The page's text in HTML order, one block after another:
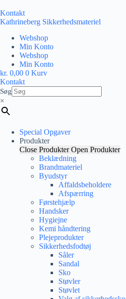
til
indhold
Kontakt
Kathrineberg Sikkerhedsmateriel
Webshop
Min Konto
Webshop
Min Konto
kr. 0,00 0 Kurv
Kontakt
Søg
×
Special Opgaver
Produkter
Close Produkter Open Produkter
Beklædning
Brandmateriel
Byudstyr
Affaldsbeholdere
Afspærring
Førstehjælp
Handsker
Hygiejne
Kemi håndtering
Plejeprodukter
Sikkerhedsfodtøj
Såler
Sandal
Sko
Støvler
Støvlet